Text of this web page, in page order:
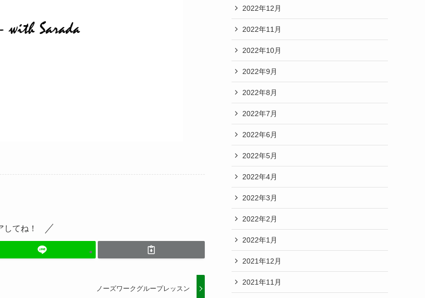
してね！
ノーズワークグループレッスン
2022年12月
2022年11月
2022年10月
2022年9月
2022年8月
2022年7月
2022年6月
2022年5月
2022年4月
2022年3月
2022年2月
2022年1月
2021年12月
2021年11月